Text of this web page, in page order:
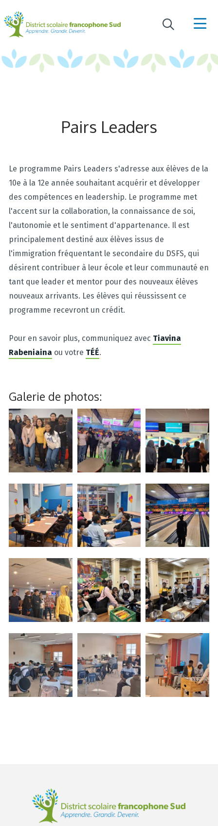
Pairs Leaders
Le programme Pairs Leaders s'adresse aux élèves de la
10e à la 12e année souhaitant acquérir et développer
des compétences en leadership. Le programme met
l'accent sur la collaboration, la connaissance de soi,
l'autonomie et le sentiment d'appartenance. Il est
principalement destiné aux élèves issus de
l'immigration fréquentant le secondaire du DSFS, qui
désirent contribuer à leur école et leur communauté en
tant que leader et mentor pour des nouveaux élèves
nouveaux arrivants. Les élèves qui réussissent ce
programme recevront un crédit.
Pour en savoir plus, communiquez avec Tiavina
Rabeniaina ou votre TÉÉ.
Galerie de photos: